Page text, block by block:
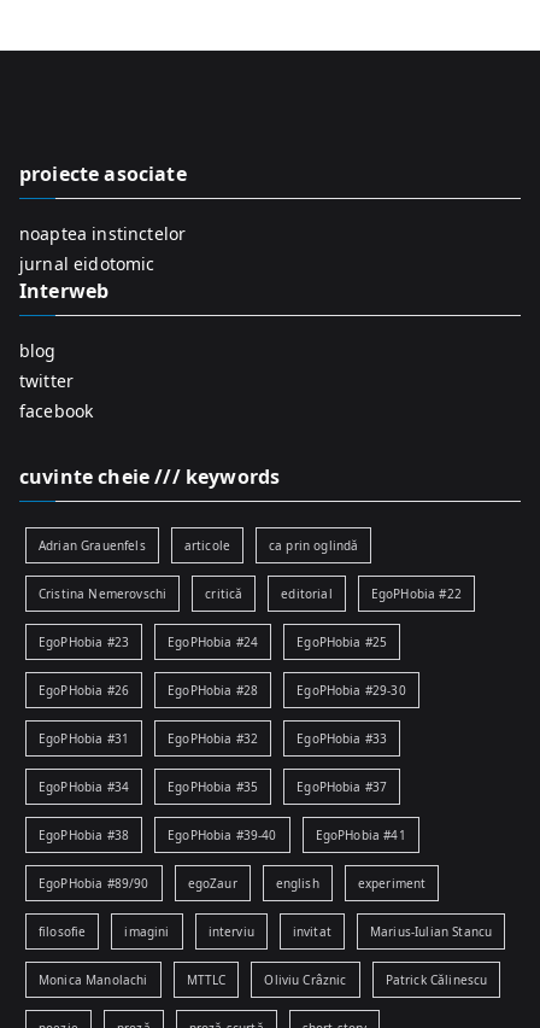
o
proiecte asociate
noaptea instinctelor
jurnal eidotomic
Interweb
blog
twitter
facebook
cuvinte cheie /// keywords
Adrian Grauenfels articole ca prin oglindă
Cristina Nemerovschi critică editorial EgoPHobia #22
EgoPHobia #23 EgoPHobia #24 EgoPHobia #25
EgoPHobia #26 EgoPHobia #28 EgoPHobia #29-30
EgoPHobia #31 EgoPHobia #32 EgoPHobia #33
EgoPHobia #34 EgoPHobia #35 EgoPHobia #37
EgoPHobia #38 EgoPHobia #39-40 EgoPHobia #41
EgoPHobia #89/90 egoZaur english experiment
filosofie imagini interviu invitat Marius-Iulian Stancu
Monica Manolachi MTTLC Oliviu Crâznic Patrick Călinescu